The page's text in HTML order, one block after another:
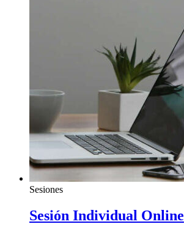
Sesiones
Sesión Individual Online